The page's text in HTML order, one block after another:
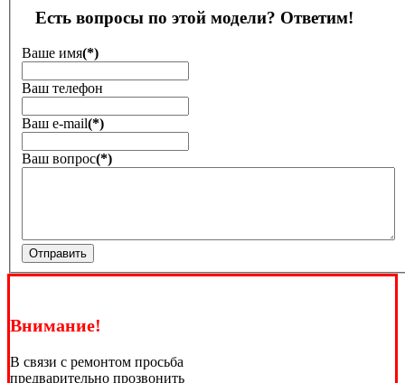
Есть вопросы по этой модели? Ответим!
Ваше имя(*)
Ваш телефон
Ваш е-mail(*)
Ваш вопрос(*)
Отправить
Внимание!
В связи с ремонтом просьба
предварительно прозвонить